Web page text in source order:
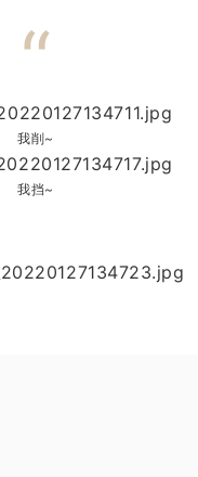
“
我削~
我挡~